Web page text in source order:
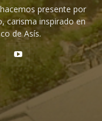
presente por
carisma inspirado en
de Asís.